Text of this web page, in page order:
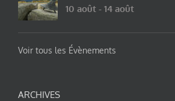
10 août - 14 août
Voir tous les Évènements
ARCHIVES